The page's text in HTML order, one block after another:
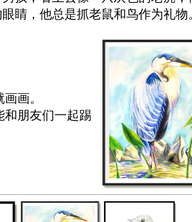
睛，他总是抓老鼠和鸟作为礼物
画。
朋友们一起踢